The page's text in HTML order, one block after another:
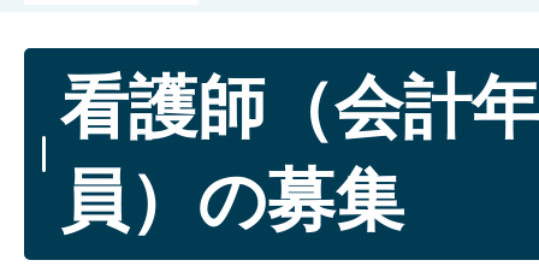
看護師（会計
員）の募集